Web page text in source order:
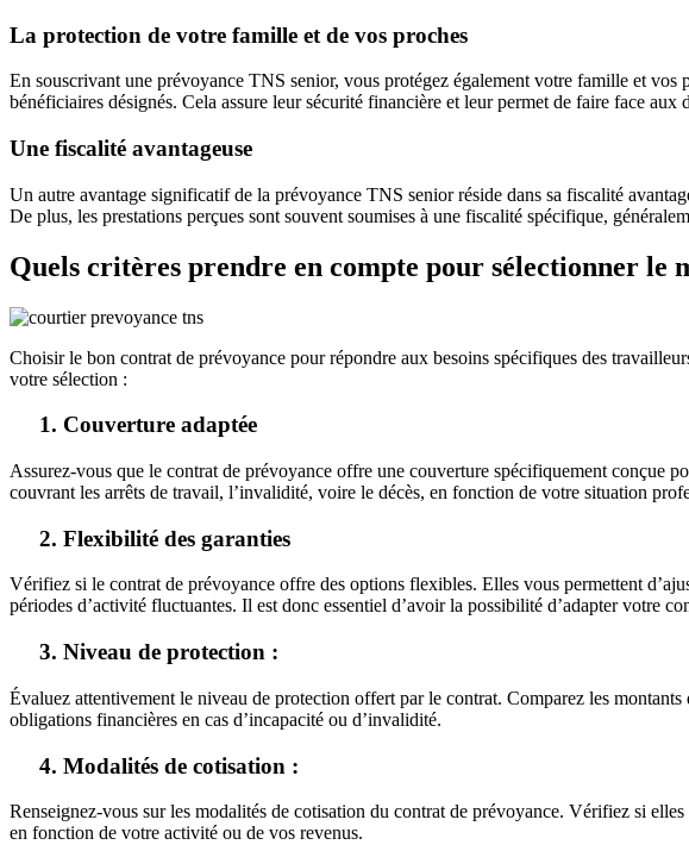
La protection de votre famille et de vos proches
En souscrivant une prévoyance TNS senior, vous protégez également votre famille et vos
bénéficiaires désignés. Cela assure leur sécurité financière et leur permet de faire face aux
Une fiscalité avantageuse
Un autre avantage significatif de la prévoyance TNS senior réside dans sa fiscalité
De plus, les prestations perçues sont souvent soumises à une fiscalité spécifique,
Quels critères prendre en compte pour sélectionner le
Choisir le bon contrat de prévoyance pour répondre aux besoins spécifiques des
votre sélection :
1. Couverture adaptée
Assurez-vous que le contrat de prévoyance offre une couverture spécifiquement conçue
couvrant les arrêts de travail, l’invalidité, voire le décès, en fonction de votre situation
2. Flexibilité des garanties
Vérifiez si le contrat de prévoyance offre des options flexibles. Elles vous permettent
périodes d’activité fluctuantes. Il est donc essentiel d’avoir la possibilité d’adapter votre
3. Niveau de protection :
Évaluez attentivement le niveau de protection offert par le contrat. Comparez les
obligations financières en cas d’incapacité ou d’invalidité.
4. Modalités de cotisation :
Renseignez-vous sur les modalités de cotisation du contrat de prévoyance. Vérifiez si
en fonction de votre activité ou de vos revenus.